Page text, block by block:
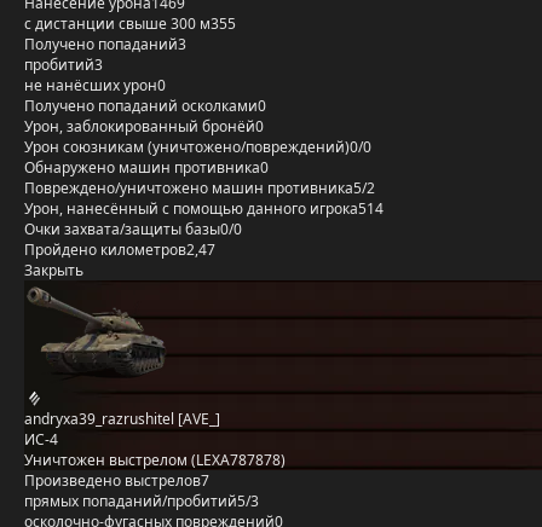
с дистанции свыше 300 м355
Получено попаданий3
пробитий3
не нанёсших урон0
Получено попаданий осколками0
Урон, заблокированный бронёй0
Урон союзникам (уничтожено/повреждений)0/0
Обнаружено машин противника0
Повреждено/уничтожено машин противника5/2
Урон, нанесённый с помощью данного игрока514
Очки захвата/защиты базы0/0
Пройдено километров2,47
Закрыть
andryxa39_razrushitel [AVE_]
ИС-4
Уничтожен выстрелом (LEXA787878)
Произведено выстрелов7
прямых попаданий/пробитий5/3
осколочно-фугасных повреждений0